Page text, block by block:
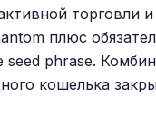
торговли
плюс
seed phrase.
кошелька